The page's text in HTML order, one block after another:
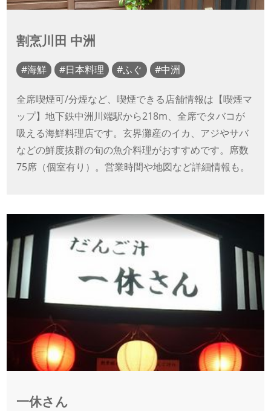
割烹川田 中洲
海鮮 日本料理 ふぐ 中洲
全席喫煙可/分煙など、喫煙できる店舗情報は【喫煙マ
ップ】地下鉄中洲川端駅から218m、全席でタバコが
吸える海鮮料理店です。玄界灘産のイカ、アジやサバ
などの鮮度抜群の旬の魚介料理がおすすめです。席数
75席（個室有り）。営業時間や地図など詳細情報も。
一休さん